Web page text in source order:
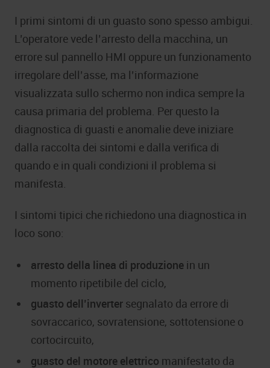
I primi sintomi di un guasto sono spesso ambigui.
L’operatore vede l’arresto della macchina, un
errore sul pannello HMI oppure un funzionamento
irregolare dell’asse, ma l’informazione
visualizzata sullo schermo non indica sempre la
causa primaria del problema. Per questo la
diagnostica di guasti e anomalie deve iniziare
dalla raccolta dei sintomi e dalla verifica di
quando e in quali condizioni il problema si
manifesta.
I sintomi tipici che richiedono una diagnostica in
loco sono:
arresto della linea di produzione in un
momento ripetibile del ciclo,
guasto dell’inverter segnalato da errore di
sovraccarico, sovratensione, sottotensione o
cortocircuito,
guasto del motore elettrico manifestato da